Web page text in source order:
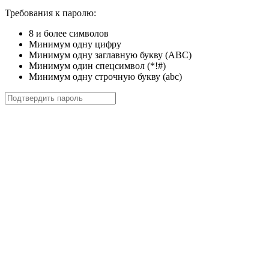
Требования к паролю:
8 и более символов
Минимум одну цифру
Минимум одну заглавную букву (ABC)
Минимум один спецсимвол (*!#)
Минимум одну строчную букву (abc)